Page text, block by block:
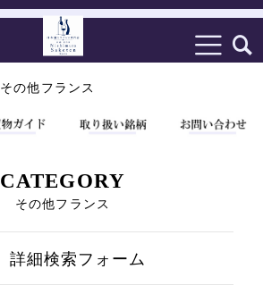
その他フランス
CATEGORY
その他フランス
詳細検索フォーム